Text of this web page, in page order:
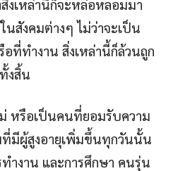
งเหล่านี้ก็จะหล่อหลอมมา
สังคมต่างๆ ไม่ว่าจะเป็น
ที่ทำงาน สิ่งเหล่านี้ก็ล้วนถูก
งสิ้น
หรือเป็นคนที่ยอมรับความ
มีผู้สูงอายุเพิ่มขึ้นทุกวันนั้น
ทำงาน และการศึกษา คนรุ่น